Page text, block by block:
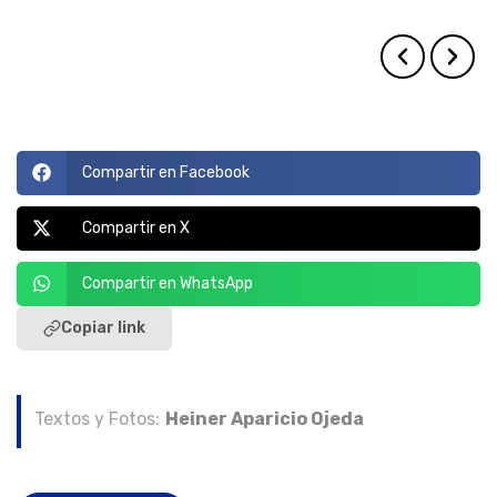
Compartir en Facebook
Compartir en X
Compartir en WhatsApp
Copiar link
Textos y Fotos: Heiner Aparicio Ojeda